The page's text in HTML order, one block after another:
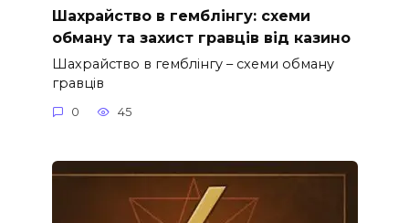
Шахрайство в гемблінгу: схеми
обману та захист гравців від казино
Шахрайство в гемблінгу – схеми обману
гравців
0 45